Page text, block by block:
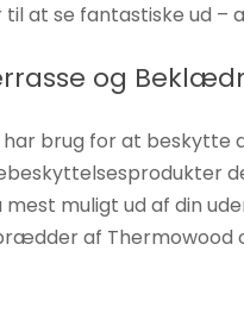
at se fantastiske ud –
og
har brug for at
muligt ud af din
af Thermowood